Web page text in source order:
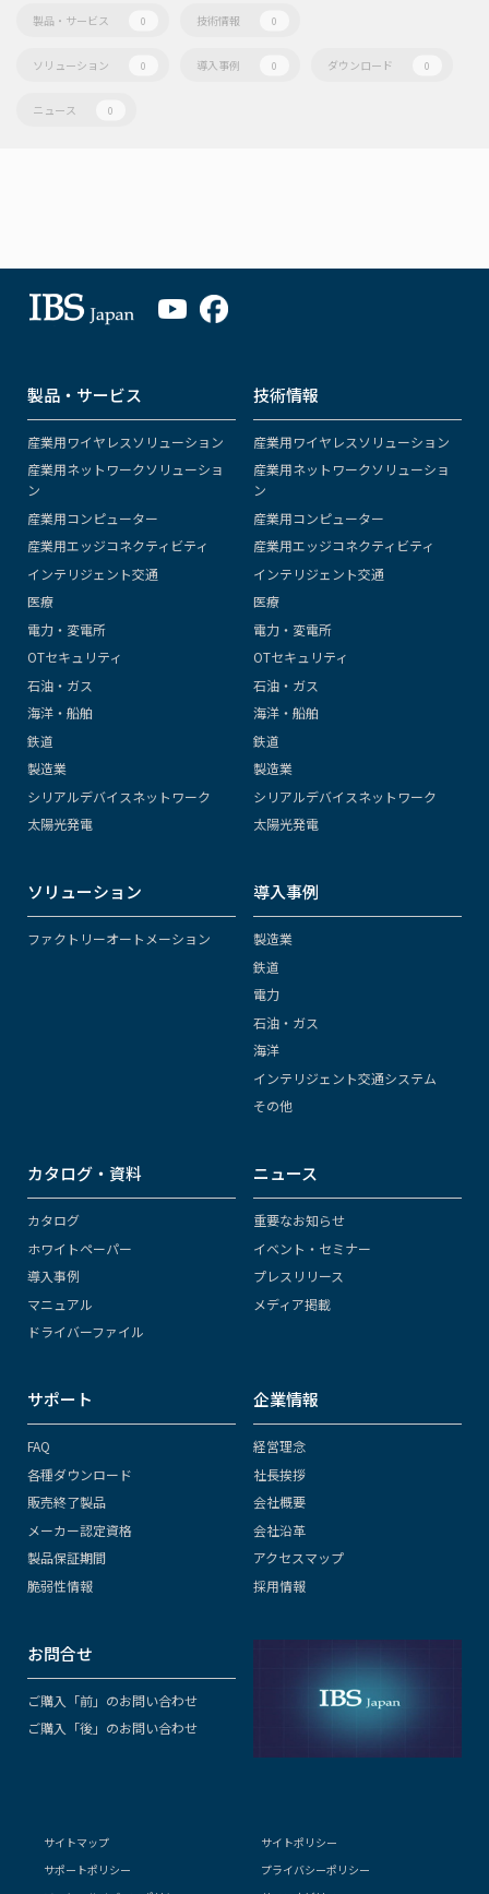
製品・サービス 0 技術情報 0
ソリューション 0 導入事例 0 ダウンロード 0
ニュース 0
製品・サービス
産業用ワイヤレスソリューション
産業用ネットワークソリューショ
ン
産業用コンピューター
産業用エッジコネクティビティ
インテリジェント交通
医療
電力・変電所
OTセキュリティ
石油・ガス
海洋・船舶
鉄道
製造業
シリアルデバイスネットワーク
太陽光発電
技術情報
産業用ワイヤレスソリューション
産業用ネットワークソリューショ
ン
産業用コンピューター
産業用エッジコネクティビティ
インテリジェント交通
医療
電力・変電所
OTセキュリティ
石油・ガス
海洋・船舶
鉄道
製造業
シリアルデバイスネットワーク
太陽光発電
ソリューション
ファクトリーオートメーション
導入事例
製造業
鉄道
電力
石油・ガス
海洋
インテリジェント交通システム
その他
カタログ・資料
カタログ
ホワイトペーパー
導入事例
マニュアル
ドライバーファイル
ニュース
重要なお知らせ
イベント・セミナー
プレスリリース
メディア掲載
サポート
FAQ
各種ダウンロード
販売終了製品
メーカー認定資格
製品保証期間
脆弱性情報
企業情報
経営理念
社長挨拶
会社概要
会社沿革
アクセスマップ
採用情報
お問合せ
ご購入「前」のお問い合わせ
ご購入「後」のお問い合わせ
サイトマップ
サイトポリシー
サポートポリシー
プライバシーポリシー